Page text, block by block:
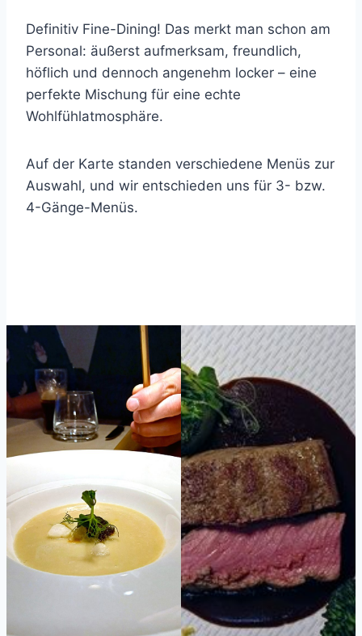
Definitiv Fine-Dining! Das merkt man schon am
Personal: äußerst aufmerksam, freundlich,
höflich und dennoch angenehm locker – eine
perfekte Mischung für eine echte
Wohlfühlatmosphäre.
Auf der Karte standen verschiedene Menüs zur
Auswahl, und wir entschieden uns für 3- bzw.
4-Gänge-Menüs.